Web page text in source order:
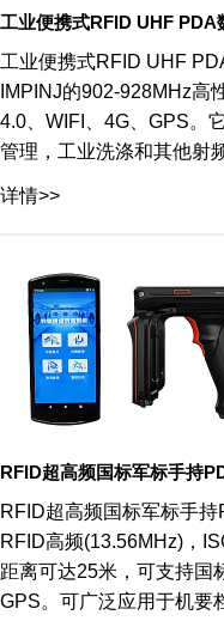
工业便携式RFID UHF PDA
工业便携式RFID UHF
IMPINJ的902-928MHz
4.0、WIFI、4G、GPS。
管理，工业洗涤和其他射
详情>>
RFID超高频国标军标手持
RFID超高频国标军标手
RFID高频(13.56MHz)，
距离可达25米，可支持国
GPS。可广泛应用于机要